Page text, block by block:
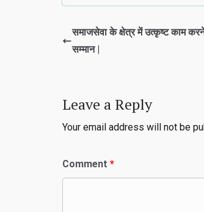
समाजसेवा के क्षेत्र में उत्कृष्ट काम
सम्मान |
Leave a Reply
Your email address will not be
Comment *